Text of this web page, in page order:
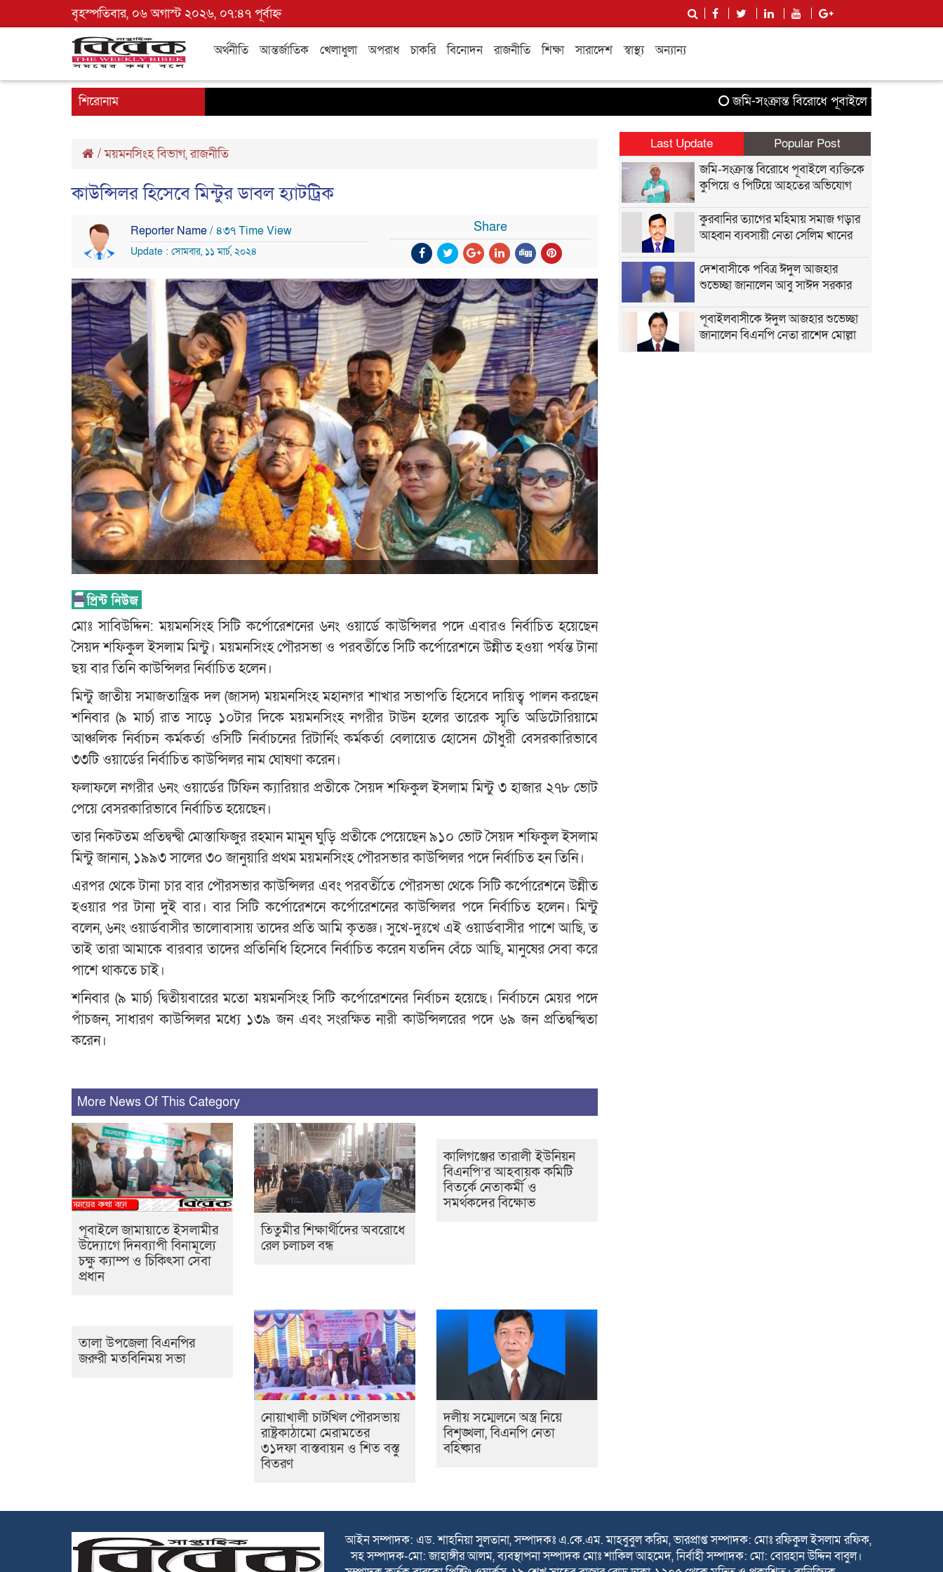
বৃহস্পতিবার, ০৬ অগাস্ট ২০২৬, ০৭:৪৭ পূর্বাহ্ন
অর্থনীতি আন্তর্জাতিক খেলাধুলা অপরাধ চাকরি বিনোদন রাজনীতি শিক্ষা সারাদেশ স্বাস্থ্য অন্যান্য
শিরোনাম জমি-সংক্রান্ত বিরোধে পূবাইলে ব্যক্তিকে কুপিয়ে
/ময়মনসিংহ বিভাগ,রাজনীতি
কাউন্সিলর হিসেবে মিন্টুর ডাবল হ্যাটট্রিক
Reporter Name/ ৪৩৭ Time View
Update : সোমবার, ১১ মার্চ, ২০২৪
Share
মোঃ সাবিউদ্দিন: ময়মনসিংহ সিটি কর্পোরেশনের ৬নং ওয়ার্ডে কাউন্সিলর পদে এবারও নির্বাচিত হয়েছেন
সৈয়দ শফিকুল ইসলাম মিন্টু। ময়মনসিংহ পৌরসভা ও পরবর্তীতে সিটি কর্পোরেশনে উন্নীত হওয়া পর্যন্ত টানা
ছয় বার তিনি কাউন্সিলর নির্বাচিত হলেন।
মিন্টু জাতীয় সমাজতান্ত্রিক দল (জাসদ) ময়মনসিংহ মহানগর শাখার সভাপতি হিসেবে দায়িত্ব পালন করছেন
শনিবার (৯ মার্চ) রাত সাড়ে ১০টার দিকে ময়মনসিংহ নগরীর টাউন হলের তারেক স্মৃতি অডিটোরিয়ামে
আঞ্চলিক নির্বাচন কর্মকর্তা ওসিটি নির্বাচনের রিটার্নিং কর্মকর্তা বেলায়েত হোসেন চৌধুরী বেসরকারিভাবে
৩৩টি ওয়ার্ডের নির্বাচিত কাউন্সিলর নাম ঘোষণা করেন।
ফলাফলে নগরীর ৬নং ওয়ার্ডের টিফিন ক্যারিয়ার প্রতীকে সৈয়দ শফিকুল ইসলাম মিন্টু ৩ হাজার ২৭৮ ভোট
পেয়ে বেসরকারিভাবে নির্বাচিত হয়েছেন।
তার নিকটতম প্রতিদ্বন্দ্বী মোস্তাফিজুর রহমান মামুন ঘুড়ি প্রতীকে পেয়েছেন ৯১০ ভোট সৈয়দ শফিকুল ইসলাম
মিন্টু জানান, ১৯৯৩ সালের ৩০ জানুয়ারি প্রথম ময়মনসিংহ পৌরসভার কাউন্সিলর পদে নির্বাচিত হন তিনি।
এরপর থেকে টানা চার বার পৌরসভার কাউন্সিলর এবং পরবর্তীতে পৌরসভা থেকে সিটি কর্পোরেশনে উন্নীত
হওয়ার পর টানা দুই বার। বার সিটি কর্পোরেশনে কর্পোরেশনের কাউন্সিলর পদে নির্বাচিত হলেন। মিন্টু
বলেন, ৬নং ওয়ার্ডবাসীর ভালোবাসায় তাদের প্রতি আমি কৃতজ্ঞ। সুখে-দুঃখে এই ওয়ার্ডবাসীর পাশে আছি, ত
তাই তারা আমাকে বারবার তাদের প্রতিনিধি হিসেবে নির্বাচিত করেন যতদিন বেঁচে আছি, মানুষের সেবা করে
পাশে থাকতে চাই।
শনিবার (৯ মার্চ) দ্বিতীয়বারের মতো ময়মনসিংহ সিটি কর্পোরেশনের নির্বাচন হয়েছে। নির্বাচনে মেয়র পদে
পাঁচজন, সাধারণ কাউন্সিলর মধ্যে ১৩৯ জন এবং সংরক্ষিত নারী কাউন্সিলরের পদে ৬৯ জন প্রতিদ্বন্দ্বিতা
করেন।
More News Of This Category
পূবাইলে জামায়াতে ইসলামীর
উদ্যোগে দিনব্যাপী বিনামূল্যে
চক্ষু ক্যাম্প ও চিকিৎসা সেবা
প্রধান
তিতুমীর শিক্ষার্থীদের অবরোধে
রেল চলাচল বন্ধ
কালিগঞ্জের তারালী ইউনিয়ন
বিএনপি’র আহবায়ক কমিটি
বিতর্কে নেতাকর্মী ও
সমর্থকদের বিক্ষোভ
তালা উপজেলা বিএনপির
জরুরী মতবিনিময় সভা
নোয়াখালী চাটখিল পৌরসভায়
রাষ্ট্রকাঠামো মেরামতের
৩১দফা বাস্তবায়ন ও শিত বস্তু
বিতরণ
দলীয় সম্মেলনে অস্ত্র নিয়ে
বিশৃঙ্খলা, বিএনপি নেতা
বহিষ্কার
Last Update
Popular Post
জমি-সংক্রান্ত বিরোধে পূবাইলে ব্যক্তিকে
কুপিয়ে ও পিটিয়ে আহতের অভিযোগ
কুরবানির ত্যাগের মহিমায় সমাজ গড়ার
আহ্বান ব্যবসায়ী নেতা সেলিম খানের
দেশবাসীকে পবিত্র ঈদুল আজহার
শুভেচ্ছা জানালেন আবু সাঈদ সরকার
পূবাইলবাসীকে ঈদুল আজহার শুভেচ্ছা
জানালেন বিএনপি নেতা রাশেদ মোল্লা
আইন সম্পাদক: এড. শাহনিয়া সুলতানা, সম্পাদকঃ এ.কে.এম. মাহবুবুল করিম, ভারপ্রাপ্ত সম্পাদক: মোঃ রফিকুল ইসলাম রফিক,
সহ সম্পাদক-মো: জাহাঙ্গীর আলম, ব্যবস্থাপনা সম্পাদক মোঃ শাকিল আহমেদ, নির্বাহী সম্পাদক: মো: বোরহান উদ্দিন বাবুল।